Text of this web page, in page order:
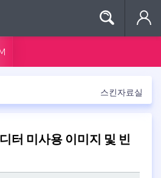
스킨자료실
터 미사용 이미지 및 빈